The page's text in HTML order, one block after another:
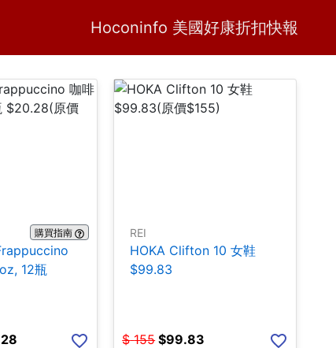
Hoconinfo 美國好康折扣快報
H Home
購買指南
12瓶
REI
HOKA Clifton 10 女鞋
$99.83
$ 155 $99.83